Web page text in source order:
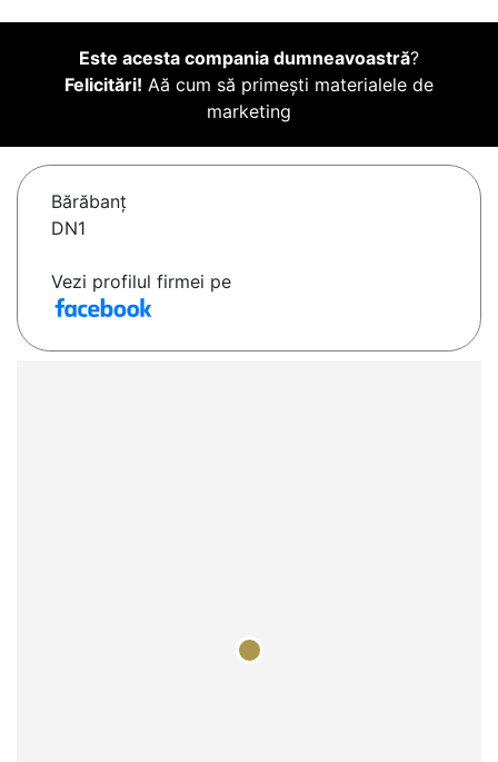
Este acesta compania dumneavoastră?
Felicitări! Aă cum să primești materialele de
marketing
Bărăbanţ
DN1
Vezi profilul firmei pe